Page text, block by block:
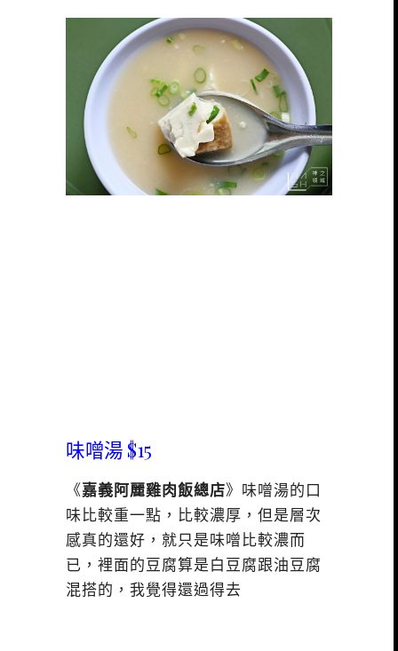
味噌湯 $15
《嘉義阿麗雞肉飯總店》味噌湯的口
味比較重一點，比較濃厚，但是層次
感真的還好，就只是味噌比較濃而
已，裡面的豆腐算是白豆腐跟油豆腐
混搭的，我覺得還過得去